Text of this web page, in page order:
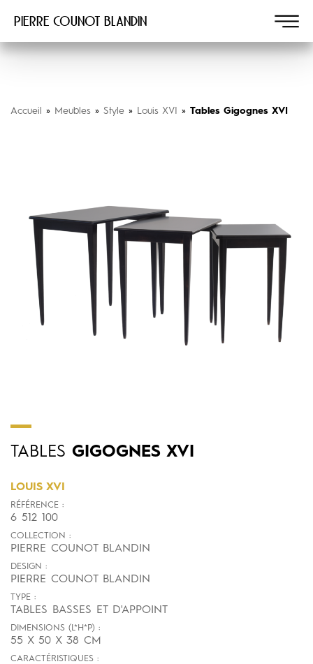
Pierre COUNOT BLANDIN
Accueil » Meubles » Style » Louis XVI » Tables Gigognes XVI
TABLES GIGOGNES XVI
LOUIS XVI
RÉFÉRENCE :
6 512 100
COLLECTION :
PIERRE COUNOT BLANDIN
DESIGN :
PIERRE COUNOT BLANDIN
TYPE :
TABLES BASSES ET D'APPOINT
DIMENSIONS (L*H*P) :
55 X 50 X 38 CM
CARACTÉRISTIQUES :